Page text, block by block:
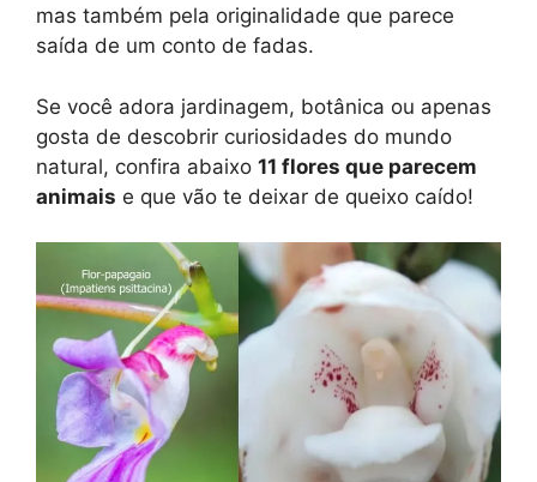
mas também pela originalidade que parece
saída de um conto de fadas.
Se você adora jardinagem, botânica ou apenas
gosta de descobrir curiosidades do mundo
natural, confira abaixo 11 flores que parecem
animais e que vão te deixar de queixo caído!